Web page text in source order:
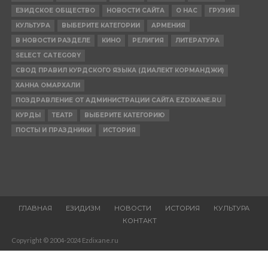
ЕЗИДСКОЕ ОБЩЕСТВО
НОВОСТИ САЙТА О НАС
ГРУЗИЯ
КУЛЬТУРА
ВЫБЕРИТЕ КАТЕГОРИИ
АРМЕНИЯ
В НОВОСТИ РАЗДЕЛЕ
КИНО РЕЛИГИЯ
ЛИТЕРАТУРА
SELECT CATEGORY
СВОД ПРАВИЛ КУРДСКОГО ЯЗЫКА (ДИАЛЕКТ КОРМАНДЖИ)
ХАННА ОМАРХАЛИ
ПОЗДРАВЛЕНИЕ ОТ АДМИНИСТРАЦИИ САЙТА EZDIXANE.RU
КУРДЫ
ТЕАТР
ВЫБЕРИТЕ КАТЕГОРИЮ
ПОСТЫ И ПРАЗДНИКИ
ИСТОРИЯ
ГЛАВНАЯ ЕЗИДИЗМ НОВОСТИ ИСТОРИЯ
КУЛЬТУРА
КОНТАКТ
Copyright © 2004-2024 Ezdixane.ru